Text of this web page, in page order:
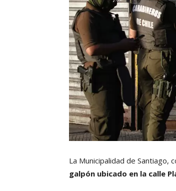
La Municipalidad de Santiago,
galpón ubicado en la calle